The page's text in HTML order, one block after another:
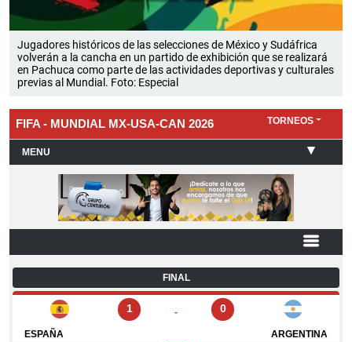
Jugadores históricos de las selecciones de México y Sudáfrica
volverán a la cancha en un partido de exhibición que se realizará
en Pachuca como parte de las actividades deportivas y culturales
previas al Mundial. Foto: Especial